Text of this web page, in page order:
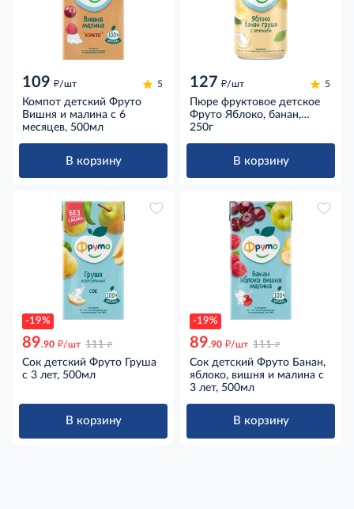
109 д/шт 5
Компот детский Фруто
Вишня и малина с 6
месяцев, 500мл
В корзину
127 д/шт 5
Пюре фруктовое детское
Фруто Яблоко, банан,
груша и печенье с 6
250г
В корзину
-19%
89.90 д/шт 111 д
Сок детский Фруто Груша
с 3 лет, 500мл
В корзину
-19%
89.90 д/шт 111 д
Сок детский Фруто Банан,
яблоко, вишня и малина с
3 лет, 500мл
В корзину